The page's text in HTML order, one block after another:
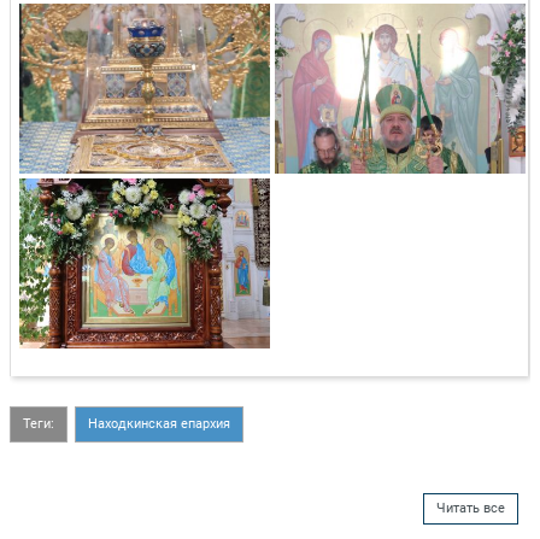
Теги: Находкинская епархия
Читать все